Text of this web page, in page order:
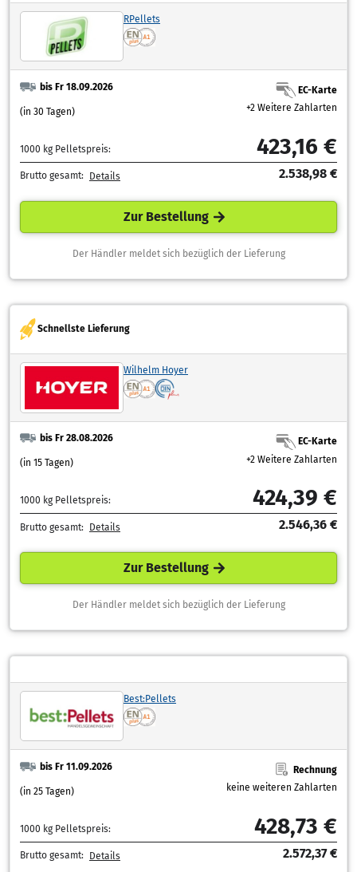
RPellets
bis Fr 18.09.2026
(in 30 Tagen)
EC-Karte
+2 Weitere Zahlarten
1000 kg Pelletspreis: 423,16 €
Brutto gesamt: Details 2.538,98 €
Zur Bestellung
Der Händler meldet sich bezüglich der Lieferung
Schnellste Lieferung
Wilhelm Hoyer
bis Fr 28.08.2026
(in 15 Tagen)
EC-Karte
+2 Weitere Zahlarten
1000 kg Pelletspreis: 424,39 €
Brutto gesamt: Details 2.546,36 €
Zur Bestellung
Der Händler meldet sich bezüglich der Lieferung
Best:Pellets
bis Fr 11.09.2026
(in 25 Tagen)
Rechnung
keine weiteren Zahlarten
1000 kg Pelletspreis: 428,73 €
Brutto gesamt: Details 2.572,37 €